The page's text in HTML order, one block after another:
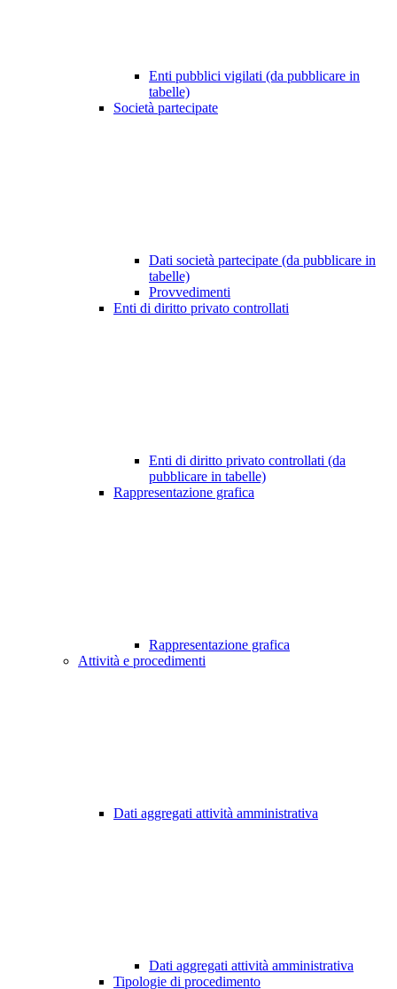
Enti pubblici vigilati (da pubblicare in
tabelle)
Società partecipate
Dati società partecipate (da pubblicare in
tabelle)
Provvedimenti
Enti di diritto privato controllati
Enti di diritto privato controllati (da
pubblicare in tabelle)
Rappresentazione grafica
Rappresentazione grafica
Attività e procedimenti
Dati aggregati attività amministrativa
Dati aggregati attività amministrativa
Tipologie di procedimento